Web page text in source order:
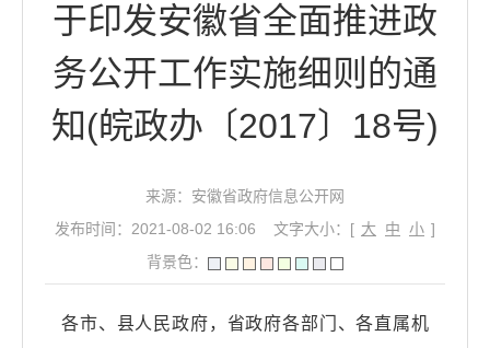
于印发安徽省全面推进政
务公开工作实施细则的通
知(皖政办〔2017〕18号)
来源：安徽省政府信息公开网
发布时间：2021-08-02 16:06
文字大小：[ 大 中 小 ]
背景色：
各市、县人民政府，省政府各部门、各直属机